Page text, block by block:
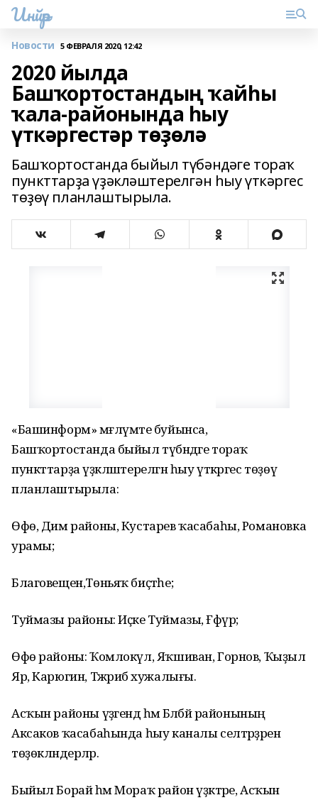
Инйәр
Новости 5 ФЕВРАЛЯ 2020, 12:42
2020 йылда
Башҡортостандың ҡайһы
ҡала-районында һыу
үткәргестәр төҙөлә
Башҡортостанда быйыл түбәндәге тораҡ
пункттарҙа үҙәкләштерелгән һыу үткәргес
төҙөү планлаштырыла.
«Башинформ» мәғлүмәте буйынса,
Башҡортостанда быйыл түбәндәге тораҡ
пункттарҙа үҙәкләштерелгән һыу үткәргес төҙөү
планлаштырыла:
Өфө, Дим районы, Кустарев ҡасабаһы, Романовка
урамы;
Благовещен,Төньяҡ биҫтәһе;
Туймазы районы: Иҫке Туймазы, Ғәфүр;
Өфө районы: Ҡомлокүл, Яҡшиван, Горнов, Ҡыҙыл
Яр, Карюгин, Тәжрибә хужалығы.
Асҡын районы үҙәгендә һәм Бәләбәй районының
Аксаков ҡасабаһында һыу каналы селтәрҙәрен
төҙөкләндерәләр.
Быйыл Борай һәм Мораҡ район үҙәктәре, Асҡын